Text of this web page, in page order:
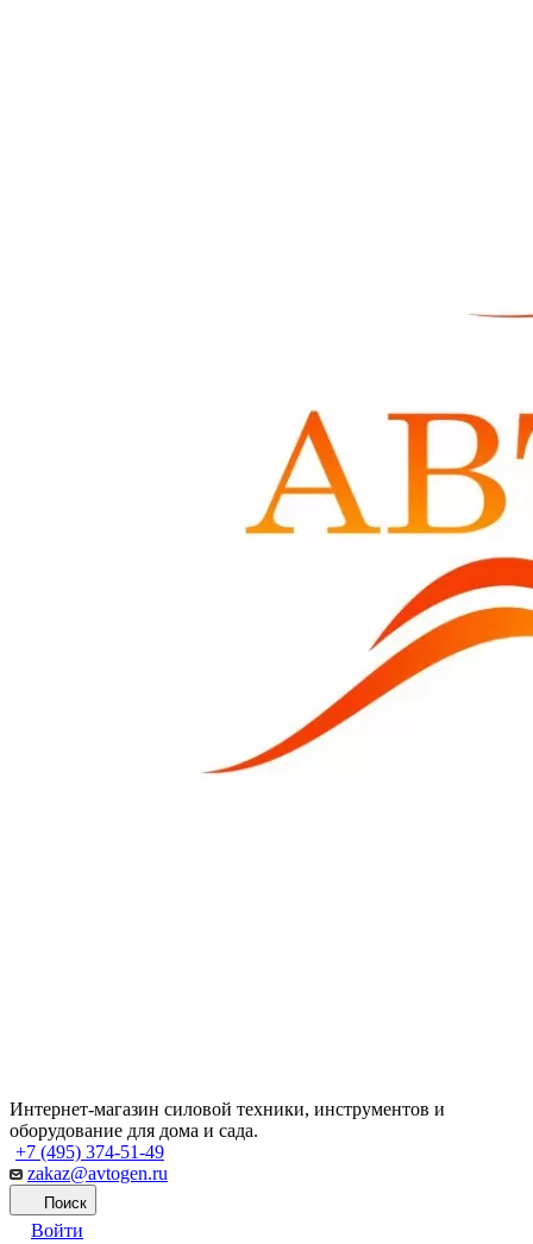
Интернет-магазин силовой техники, инструментов и
оборудование для дома и сада.
+7 (495) 374-51-49
zakaz@avtogen.ru
Поиск
Войти